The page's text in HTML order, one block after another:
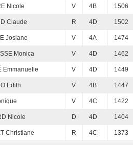
Nicole V 4B 1506
Claude R 4D 1502
Josiane V 4A 1474
Monica V 4D 1462
Emmanuelle V 4D 1449
Edith V 4B 1447
V 4C 1422
Nicole D 4D 1404
Christiane R 4C 1373